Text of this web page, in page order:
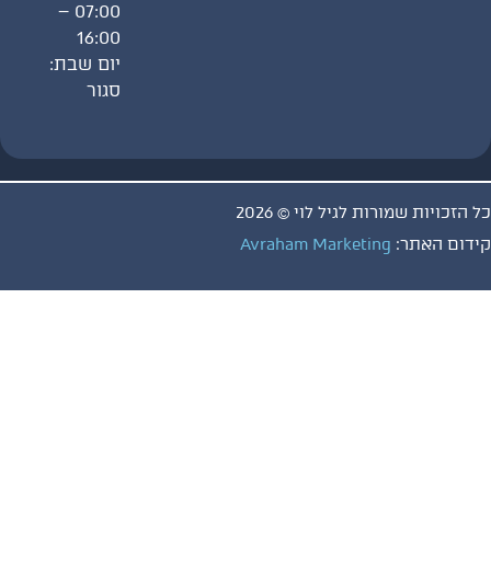
07:00 –
16:00
יום שבת:
שמורות לגיל לוי © 2026
האתר:Avraham Marketing